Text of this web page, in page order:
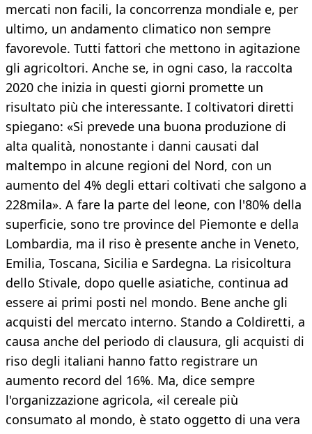
mercati non facili, la concorrenza mondiale e, per
ultimo, un andamento climatico non sempre
favorevole. Tutti fattori che mettono in agitazione
gli agricoltori. Anche se, in ogni caso, la raccolta
2020 che inizia in questi giorni promette un
risultato più che interessante. I coltivatori diretti
spiegano: «Si prevede una buona produzione di
alta qualità, nonostante i danni causati dal
maltempo in alcune regioni del Nord, con un
aumento del 4% degli ettari coltivati che salgono a
228mila». A fare la parte del leone, con l'80% della
superficie, sono tre province del Piemonte e della
Lombardia, ma il riso è presente anche in Veneto,
Emilia, Toscana, Sicilia e Sardegna. La risicoltura
dello Stivale, dopo quelle asiatiche, continua ad
essere ai primi posti nel mondo. Bene anche gli
acquisti del mercato interno. Stando a Coldiretti, a
causa anche del periodo di clausura, gli acquisti di
riso degli italiani hanno fatto registrare un
aumento record del 16%. Ma, dice sempre
l'organizzazione agricola, «il cereale più
consumato al mondo, è stato oggetto di una vera